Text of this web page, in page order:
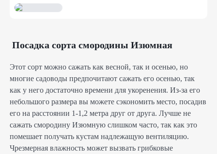
Посадка сорта смородины Изюмная
Этот сорт можно сажать как весной, так и осенью, но
многие садоводы предпочитают сажать его осенью, так
как у него достаточно времени для укоренения. Из-за его
небольшого размера вы можете сэкономить место, посадив
его на расстоянии 1-1,2 метра друг от друга. Лучше не
сажать смородину Изюмную слишком часто, так как это
помешает получать кустам надлежащую вентиляцию.
Чрезмерная влажность может вызвать грибковые